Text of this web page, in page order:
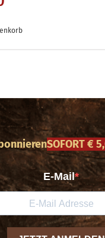
SOFORT €